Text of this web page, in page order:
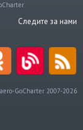
Следите за нами
GoCharter 2007-2026